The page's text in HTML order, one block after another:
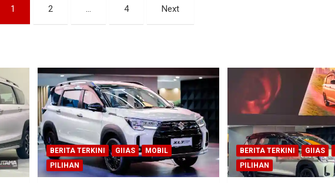
1 2 … 4 Next
BERITA TERKINI GIIAS
MOBIL
PILIHAN
BERITA TERKINI GIIAS
PILIHAN